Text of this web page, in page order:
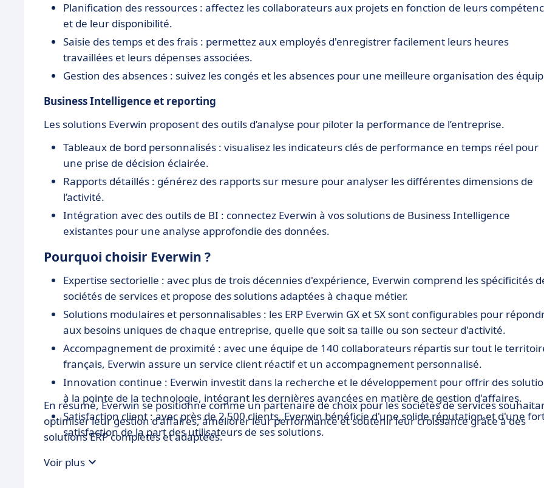
Planification des ressources : affectez les collaborateurs aux projets en fonction de leurs
et de leur disponibilité.
Saisie des temps et des frais : permettez aux employés d'enregistrer facilement leurs heures
travaillées et leurs dépenses associées.
Gestion des absences : suivez les congés et les absences pour une meilleure organisation des
Business Intelligence et reporting
Les solutions Everwin proposent des outils d’analyse pour piloter la performance de l’entreprise.
Tableaux de bord personnalisés : visualisez les indicateurs clés de performance en temps réel pour
une prise de décision éclairée.
Rapports détaillés : générez des rapports sur mesure pour analyser les différentes dimensions de
l’activité.
Intégration avec des outils de BI : connectez Everwin à vos solutions de Business Intelligence
existantes pour une analyse approfondie des données.
Pourquoi choisir Everwin ?
Expertise sectorielle : avec plus de trois décennies d'expérience, Everwin comprend les spécificités
sociétés de services et propose des solutions adaptées à chaque métier.
Solutions modulaires et personnalisables : les ERP Everwin GX et SX sont configurables pour
aux besoins uniques de chaque entreprise, quelle que soit sa taille ou son secteur d'activité.
Accompagnement de proximité : avec une équipe de 140 collaborateurs répartis sur tout le
français, Everwin assure un service client réactif et un accompagnement personnalisé.
Innovation continue : Everwin investit dans la recherche et le développement pour offrir des
à la pointe de la technologie, intégrant les dernières avancées en matière de gestion d'affaires.
Satisfaction client : avec près de 2 500 clients, Everwin bénéficie d'une solide réputation et d'une
satisfaction de la part des utilisateurs de ses solutions.
En résumé, Everwin se positionne comme un partenaire de choix pour les sociétés de services
optimiser leur gestion d'affaires, améliorer leur performance et soutenir leur croissance grâce à des
solutions ERP complètes et adaptées.
Voir plus